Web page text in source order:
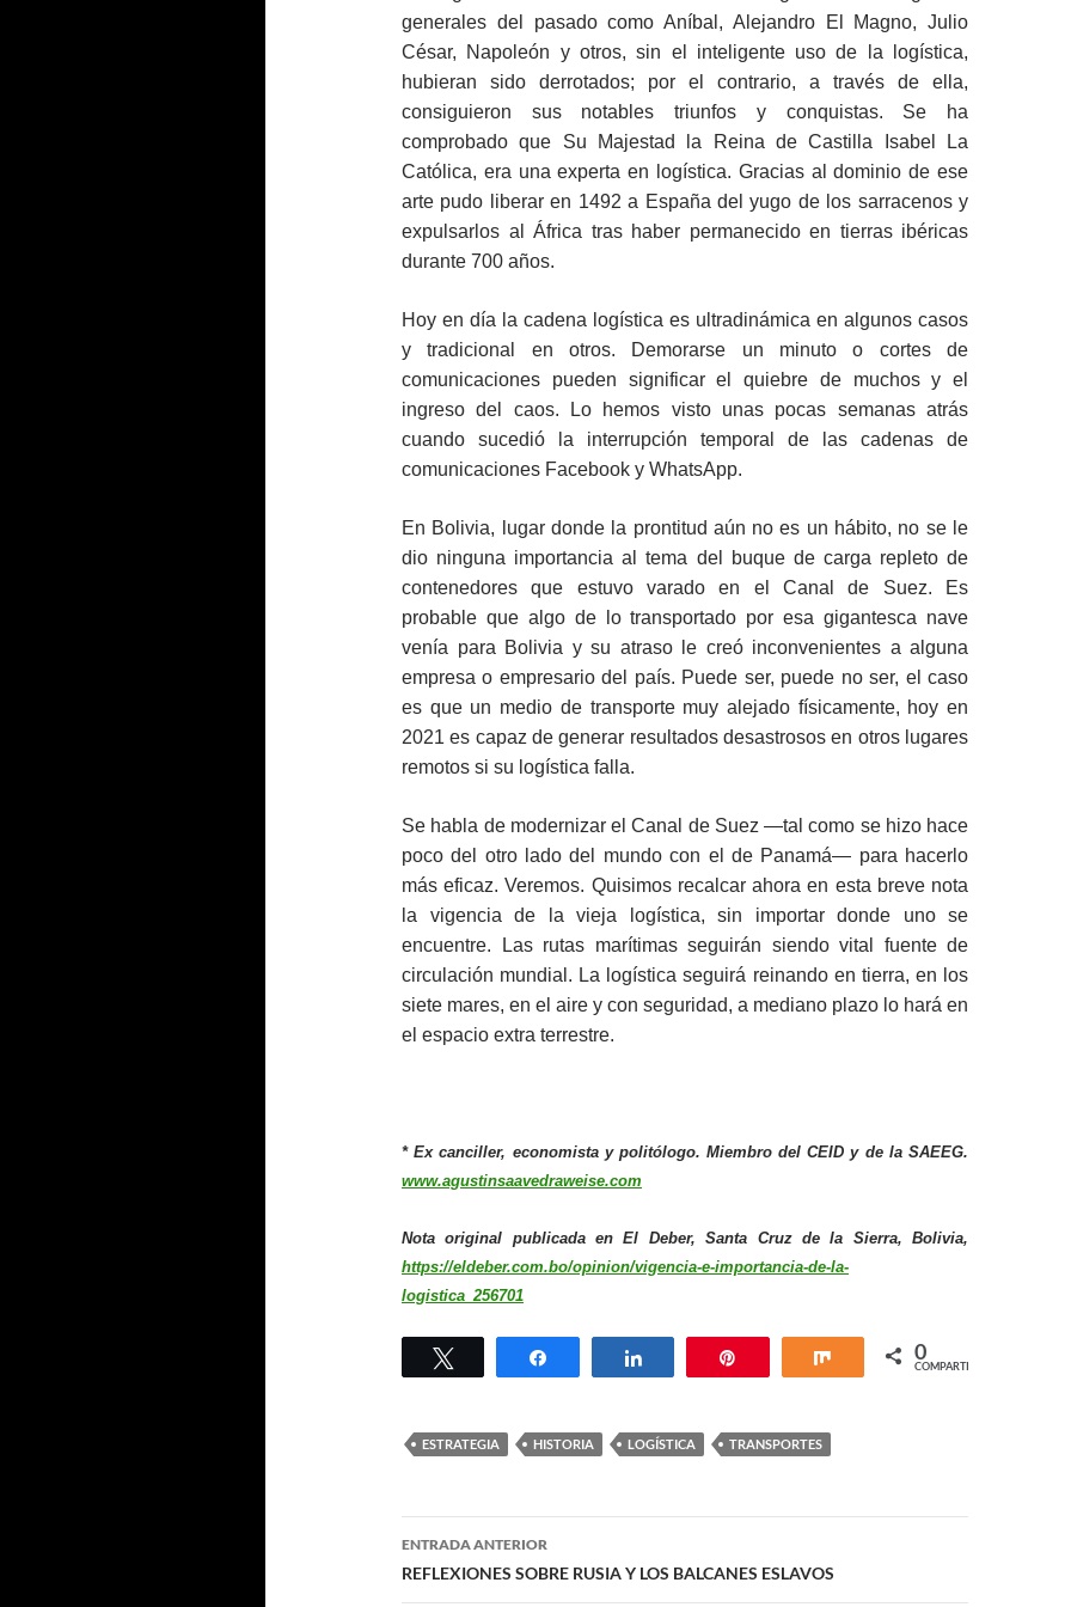
generales del pasado como Aníbal, Alejandro El Magno, Julio
César, Napoleón y otros, sin el inteligente uso de la logística,
hubieran sido derrotados; por el contrario, a través de ella,
consiguieron sus notables triunfos y conquistas. Se ha
comprobado que Su Majestad la Reina de Castilla Isabel La
Católica, era una experta en logística. Gracias al dominio de ese
arte pudo liberar en 1492 a España del yugo de los sarracenos y
expulsarlos al África tras haber permanecido en tierras ibéricas
durante 700 años.
Hoy en día la cadena logística es ultradinámica en algunos casos
y tradicional en otros. Demorarse un minuto o cortes de
comunicaciones pueden significar el quiebre de muchos y el
ingreso del caos. Lo hemos visto unas pocas semanas atrás
cuando sucedió la interrupción temporal de las cadenas de
comunicaciones Facebook y WhatsApp.
En Bolivia, lugar donde la prontitud aún no es un hábito, no se le
dio ninguna importancia al tema del buque de carga repleto de
contenedores que estuvo varado en el Canal de Suez. Es
probable que algo de lo transportado por esa gigantesca nave
venía para Bolivia y su atraso le creó inconvenientes a alguna
empresa o empresario del país. Puede ser, puede no ser, el caso
es que un medio de transporte muy alejado físicamente, hoy en
2021 es capaz de generar resultados desastrosos en otros lugares
remotos si su logística falla.
Se habla de modernizar el Canal de Suez —tal como se hizo hace
poco del otro lado del mundo con el de Panamá— para hacerlo
más eficaz. Veremos. Quisimos recalcar ahora en esta breve nota
la vigencia de la vieja logística, sin importar donde uno se
encuentre. Las rutas marítimas seguirán siendo vital fuente de
circulación mundial. La logística seguirá reinando en tierra, en los
siete mares, en el aire y con seguridad, a mediano plazo lo hará en
el espacio extra terrestre.
* Ex canciller, economista y politólogo. Miembro del CEID y de la SAEEG.
www.agustinsaavedraweise.com
Nota original publicada en El Deber, Santa Cruz de la Sierra, Bolivia,
https://eldeber.com.bo/opinion/vigencia-e-importancia-de-la-
logistica_256701
Twittear Compartir Compartir Compartir
0
COMPARTIR
ESTRATEGIA HISTORIA LOGÍSTICA TRANSPORTES
Navegación
de
ENTRADA ANTERIOR
REFLEXIONES SOBRE RUSIA Y LOS BALCANES ESLAVOS